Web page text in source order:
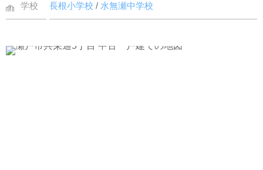
学校 長根小学校/ 水無瀬中学校